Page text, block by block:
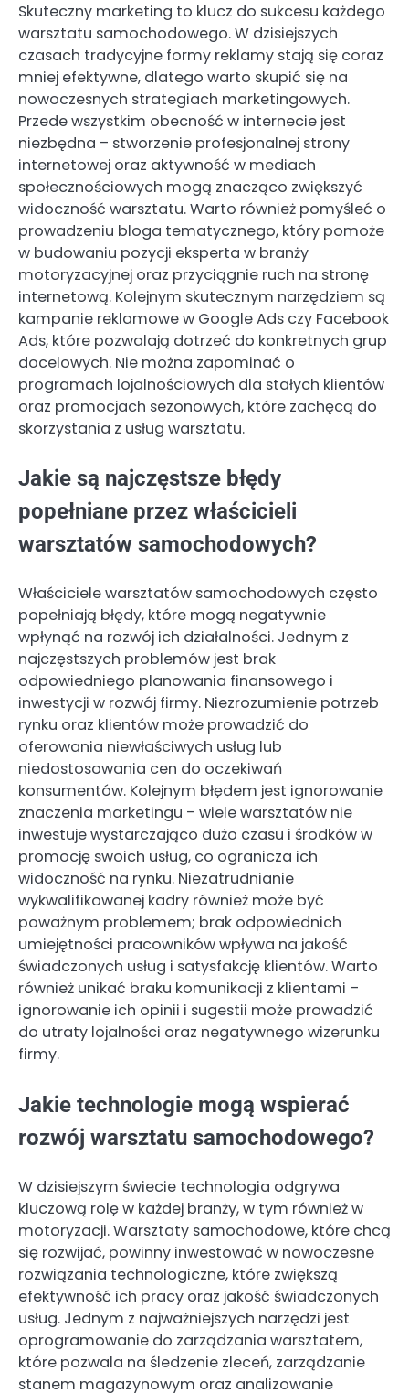
Skuteczny marketing to klucz do sukcesu każdego
warsztatu samochodowego. W dzisiejszych
czasach tradycyjne formy reklamy stają się coraz
mniej efektywne, dlatego warto skupić się na
nowoczesnych strategiach marketingowych.
Przede wszystkim obecność w internecie jest
niezbędna – stworzenie profesjonalnej strony
internetowej oraz aktywność w mediach
społecznościowych mogą znacząco zwiększyć
widoczność warsztatu. Warto również pomyśleć o
prowadzeniu bloga tematycznego, który pomoże
w budowaniu pozycji eksperta w branży
motoryzacyjnej oraz przyciągnie ruch na stronę
internetową. Kolejnym skutecznym narzędziem są
kampanie reklamowe w Google Ads czy Facebook
Ads, które pozwalają dotrzeć do konkretnych grup
docelowych. Nie można zapominać o
programach lojalnościowych dla stałych klientów
oraz promocjach sezonowych, które zachęcą do
skorzystania z usług warsztatu.
Jakie są najczęstsze błędy
popełniane przez właścicieli
warsztatów samochodowych?
Właściciele warsztatów samochodowych często
popełniają błędy, które mogą negatywnie
wpłynąć na rozwój ich działalności. Jednym z
najczęstszych problemów jest brak
odpowiedniego planowania finansowego i
inwestycji w rozwój firmy. Niezrozumienie potrzeb
rynku oraz klientów może prowadzić do
oferowania niewłaściwych usług lub
niedostosowania cen do oczekiwań
konsumentów. Kolejnym błędem jest ignorowanie
znaczenia marketingu – wiele warsztatów nie
inwestuje wystarczająco dużo czasu i środków w
promocję swoich usług, co ogranicza ich
widoczność na rynku. Niezatrudnianie
wykwalifikowanej kadry również może być
poważnym problemem; brak odpowiednich
umiejętności pracowników wpływa na jakość
świadczonych usług i satysfakcję klientów. Warto
również unikać braku komunikacji z klientami –
ignorowanie ich opinii i sugestii może prowadzić
do utraty lojalności oraz negatywnego wizerunku
firmy.
Jakie technologie mogą wspierać
rozwój warsztatu samochodowego?
W dzisiejszym świecie technologia odgrywa
kluczową rolę w każdej branży, w tym również w
motoryzacji. Warsztaty samochodowe, które chcą
się rozwijać, powinny inwestować w nowoczesne
rozwiązania technologiczne, które zwiększą
efektywność ich pracy oraz jakość świadczonych
usług. Jednym z najważniejszych narzędzi jest
oprogramowanie do zarządzania warsztatem,
które pozwala na śledzenie zleceń, zarządzanie
stanem magazynowym oraz analizowanie